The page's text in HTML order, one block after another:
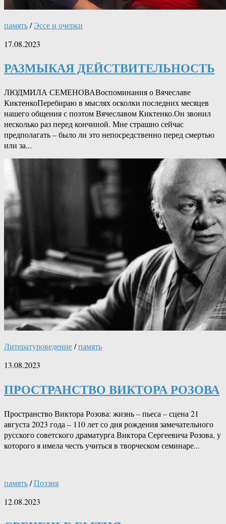
память/Эссе и очерки
17.08.2023
РАЗМЫКАЯ ДЕЙСТВИТЕЛЬНОСТЬ
ЛЮДМИЛА СЕМЕНОВАВоспоминания о Вячеславе
КиктенкоПеребираю в мыслях осколки последних месяцев
нашего общения с поэтом Вячеславом Киктенко.Он звонил
несколько раз перед кончиной. Мне страшно сейчас
предполагать – было ли это непосредственно перед смертью
или за...
Литературоведение/память
13.08.2023
ПРОСТРАНСТВО ВИКТОРА РОЗОВА
Пространство Виктора Розова: жизнь – пьеса – сцена 21
августа 2023 года – 110 лет со дня рождения замечательного
русского советского драматурга Виктора Сергеевича Розова, у
которого я имела честь учиться в творческом семинаре...
память/Поэзия
12.08.2023